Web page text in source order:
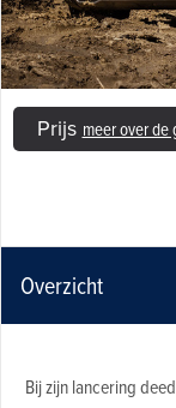
Prijs meer over
Overzicht
Bij zijn lancering